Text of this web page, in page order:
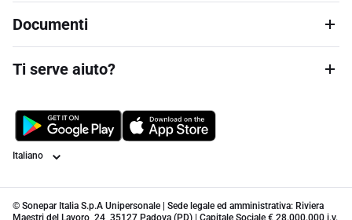
Documenti
Ti serve aiuto?
Lingua
© Sonepar Italia S.p.A Unipersonale | Sede legale ed amministrativa: Riviera
Maestri del Lavoro, 24, 35127 Padova (PD) | Capitale Sociale € 28.000.000 i.v.